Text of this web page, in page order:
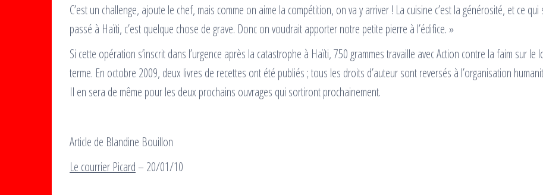
C’est un challenge, ajoute le chef, mais comme on aime la compétition, on va y arriver ! La cuisine c’est la générosité, et ce qui
passé à Haïti, c’est quelque chose de grave. Donc on voudrait apporter notre petite pierre à l’édifice. »
Si cette opération s’inscrit dans l’urgence après la catastrophe à Haïti, 750 grammes travaille avec Action contre la faim sur le
terme. En octobre 2009, deux livres de recettes ont été publiés ; tous les droits d’auteur sont reversés à l’organisation
Il en sera de même pour les deux prochains ouvrages qui sortiront prochainement.
Article de Blandine Bouillon
Le courrier Picard– 20/01/10